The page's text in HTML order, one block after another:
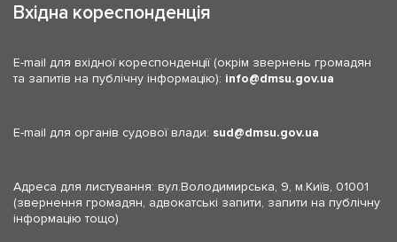
Вхідна кореспонденція
E-mail для вхідної кореспонденції (окрім звернень громадян
та запитів на публічну інформацію): info dmsu.gov.ua
E-mail для органів судової влади: sud dmsu.gov.ua
Адреса для листування: вул.Володимирська, 9, м.Київ, 01001
(звернення громадян, адвокатські запити, запити на публічну
інформацію тощо)